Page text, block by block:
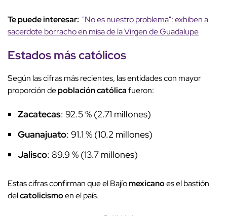
Te puede interesar: "No es nuestro problema": exhiben a
sacerdote borracho en misa de la Virgen de Guadalupe
Estados más católicos
Según las cifras más recientes, las entidades con mayor
proporción depoblación católicafueron:
Zacatecas: 92.5 % (2.71 millones)
Guanajuato: 91.1 % (10.2 millones)
Jalisco: 89.9 % (13.7 millones)
Estas cifras confirman que el Bajíomexicanoes el bastión
delcatolicismoen el país.